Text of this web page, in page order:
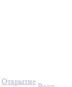
Открытие